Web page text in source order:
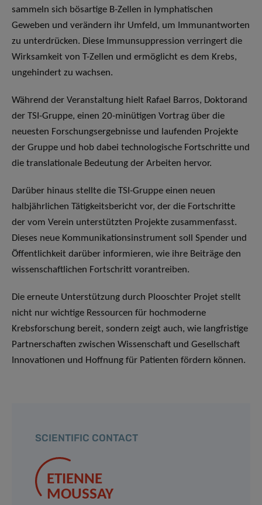
sammeln sich bösartige B-Zellen in lymphatischen
Geweben und verändern ihr Umfeld, um Immunantworten
zu unterdrücken. Diese Immunsuppression verringert die
Wirksamkeit von T-Zellen und ermöglicht es dem Krebs,
ungehindert zu wachsen.
Während der Veranstaltung hielt Rafael Barros, Doktorand
der TSI-Gruppe, einen 20-minütigen Vortrag über die
neuesten Forschungsergebnisse und laufenden Projekte
der Gruppe und hob dabei technologische Fortschritte und
die translationale Bedeutung der Arbeiten hervor.
Darüber hinaus stellte die TSI-Gruppe einen neuen
halbjährlichen Tätigkeitsbericht vor, der die Fortschritte
der vom Verein unterstützten Projekte zusammenfasst.
Dieses neue Kommunikationsinstrument soll Spender und
Öffentlichkeit darüber informieren, wie ihre Beiträge den
wissenschaftlichen Fortschritt vorantreiben.
Die erneute Unterstützung durch Plooschter Projet stellt
nicht nur wichtige Ressourcen für hochmoderne
Krebsforschung bereit, sondern zeigt auch, wie langfristige
Partnerschaften zwischen Wissenschaft und Gesellschaft
Innovationen und Hoffnung für Patienten fördern können.
SCIENTIFIC CONTACT
ETIENNE
MOUSSAY